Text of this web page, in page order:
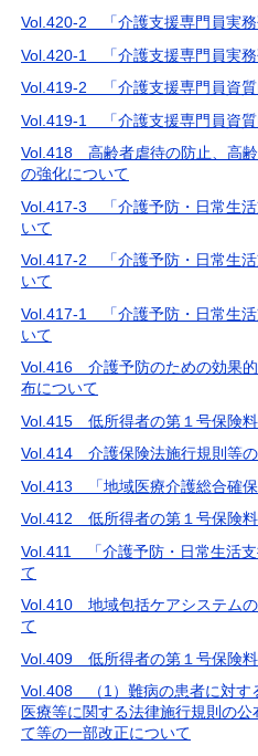
Vol.420-2 「介護支援専門員実務
Vol.420-1 「介護支援専門員実務
Vol.419-2 「介護支援専門員資質
Vol.419-1 「介護支援専門員資質
Vol.418 高齢者虐待の防止、高
の強化について
Vol.417-3 「介護予防・日常生活
いて
Vol.417-2 「介護予防・日常生活
いて
Vol.417-1 「介護予防・日常生活
いて
Vol.416 介護予防のための効果
布について
Vol.415 低所得者の第１号保険料
Vol.414 介護保険法施行規則等
Vol.413 「地域医療介護総合確保
Vol.412 低所得者の第１号保険料
Vol.411 「介護予防・日常生活
て
Vol.410 地域包括ケアシステム
て
Vol.409 低所得者の第１号保険
Vol.408 （1）難病の患者に対す
医療等に関する法律施行規則の
て等の一部改正について